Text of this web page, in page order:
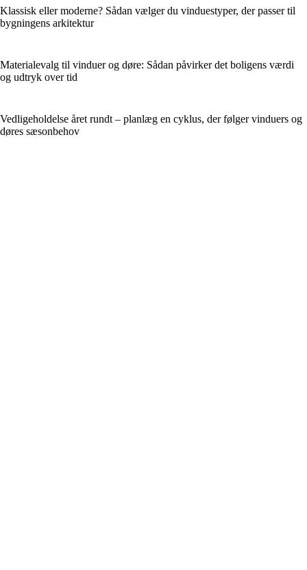
Klassisk eller moderne? Sådan vælger du vinduestyper, der passer til
bygningens arkitektur
Materialevalg til vinduer og døre: Sådan påvirker det boligens værdi
og udtryk over tid
Vedligeholdelse året rundt – planlæg en cyklus, der følger vinduers og
døres sæsonbehov